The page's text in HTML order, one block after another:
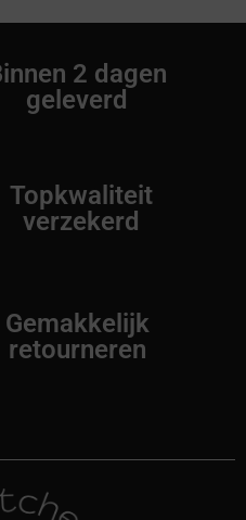
2 dagen
geleverd
Topkwaliteit
verzekerd
Gemakkelijk
retourneren